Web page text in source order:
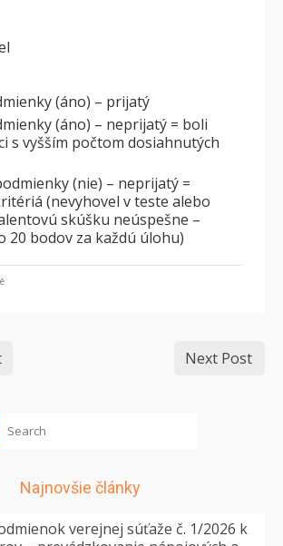
(áno) – prijatý
(áno) – neprijatý = boli
s vyšším počtom dosiahnutých
(nie) – neprijatý =
(nevyhovel v teste alebo
skúšku neúspešne –
20 bodov za každú úlohu)
Next Post
Najnovšie články
verejnej súťaže č. 1/2026 k